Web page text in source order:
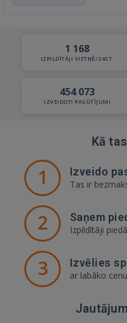
1 168
IZPILDĪTĀJI VIETNĒ/24ST.
454 073
IZVEIDOTI PASŪTĪJUMI
Kā
1 Izveido
Tas ir
2 Saņem
Izpildītāji
3 Izvēlies
ar labāko